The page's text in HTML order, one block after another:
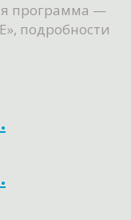
программа —
подробности